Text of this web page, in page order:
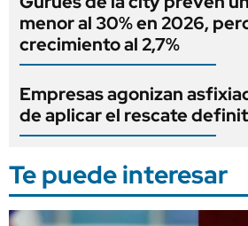
menor al 30% en 2026,
crecimiento al 2,7%
Empresas agonizan
de aplicar el rescate
Te puede interesar